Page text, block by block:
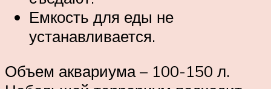
Емкость для еды не
устанавливается.
Объем аквариума – 100-150 л.